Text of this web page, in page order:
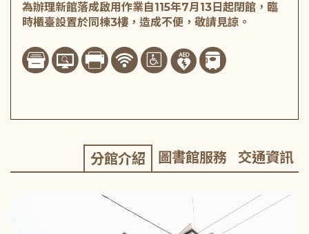
為辦理新館落成啟用作業自115年7月13日起閉館，臨
時櫃臺設置於同棟3樓，造成不便，敬請見諒。
分館介紹 圖書館服務 交通資訊